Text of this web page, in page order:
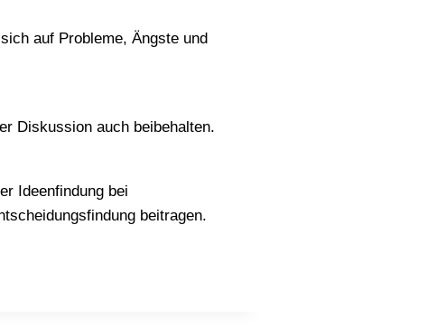
auf Probleme, Ängste und
Diskussion auch beibehalten.
Ideenfindung bei
beitragen.